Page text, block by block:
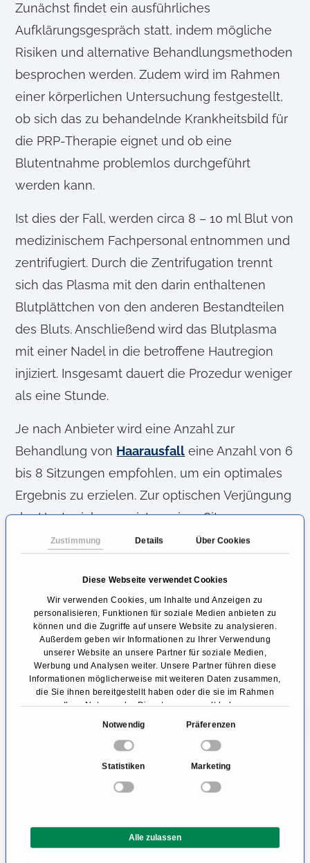
Zustimmung Details Über Cookies
Diese Webseite verwendet Cookies
Wir verwenden Cookies, um Inhalte und Anzeigen zu
personalisieren, Funktionen für soziale Medien anbieten zu
können und die Zugriffe auf unsere Website zu analysieren.
Außerdem geben wir Informationen zu Ihrer Verwendung
unserer Website an unsere Partner für soziale Medien,
Werbung und Analysen weiter. Unsere Partner führen diese
Informationen möglicherweise mit weiteren Daten zusammen,
die Sie ihnen bereitgestellt haben oder die sie im Rahmen
Ihrer Nutzung der Dienste gesammelt haben.
Notwendig Präferenzen
Statistiken Marketing
Alle zulassen
Zunächst findet ein ausführliches
Aufklärungsgespräch statt, indem mögliche
Risiken und alternative Behandlungsmethoden
besprochen werden. Zudem wird im Rahmen
einer körperlichen Untersuchung festgestellt,
ob sich das zu behandelnde Krankheitsbild für
die PRP-Therapie eignet und ob eine
Blutentnahme problemlos durchgeführt
werden kann.
Ist dies der Fall, werden circa 8 – 10 ml Blut von
medizinischem Fachpersonal entnommen und
zentrifugiert. Durch die Zentrifugation trennt
sich das Plasma mit den darin enthaltenen
Blutplättchen von den anderen Bestandteilen
des Bluts. Anschließend wird das Blutplasma
mit einer Nadel in die betroffene Hautregion
injiziert. Insgesamt dauert die Prozedur weniger
als eine Stunde.
Je nach Anbieter wird eine Anzahl zur
Behandlung von Haarausfall eine Anzahl von 6
bis 8 Sitzungen empfohlen, um ein optimales
Ergebnis zu erzielen. Zur optischen Verjüngung
der Haut reichen meist weniger Sitzungen.
Was kostet die PRP- Behandlung?
Die genauen Kosten variieren von Anbieter zu
Anbieter. In den meisten Fällen bewegen sich
die Preise pro Sitzung zwischen 300 und 500€,
wobei viele Praxen Pakete mit mehreren
Sitzungen zu einem niedrigeren Einzelpreis
anbieten.
Bei der Therapie von Haarausfall empfehlen
die meisten Anbieter mindestens drei
Sitzungen, wobei ein besseres Ergebnis mit
einer größeren Anzahl erzielt werden kann.
von der Krankenkasse übernommen.